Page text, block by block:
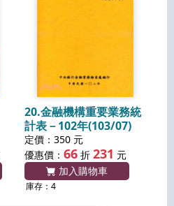
20.金融機構重要業務統
計表－102年(103/07)
定價：350 元
優惠價： 66 折 231 元
加入購物車
庫存：4